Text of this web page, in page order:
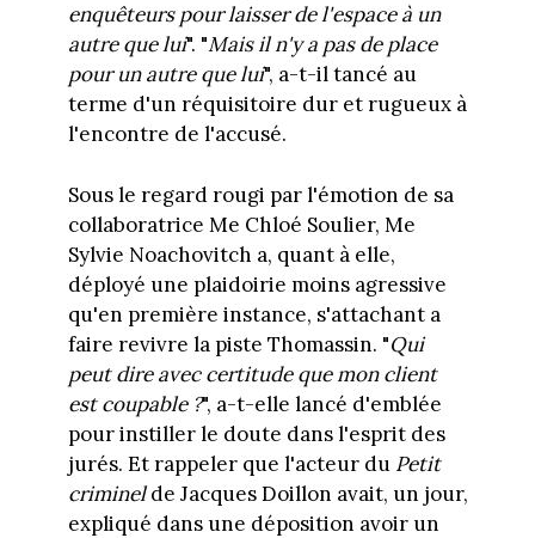
enquêteurs pour laisser de l'espace à un
autre que lui". "Mais il n'y a pas de place
pour un autre que lui", a-t-il tancé au
terme d'un réquisitoire dur et rugueux à
l'encontre de l'accusé.
Sous le regard rougi par l'émotion de sa
collaboratrice Me Chloé Soulier, Me
Sylvie Noachovitch a, quant à elle,
déployé une plaidoirie moins agressive
qu'en première instance, s'attachant a
faire revivre la piste Thomassin. "Qui
peut dire avec certitude que mon client
est coupable ?", a-t-elle lancé d'emblée
pour instiller le doute dans l'esprit des
jurés. Et rappeler que l'acteur du Petit
criminelde Jacques Doillon avait, un jour,
expliqué dans une déposition avoir un